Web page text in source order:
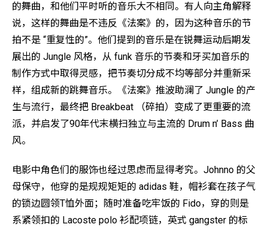
的舞曲，和他们平时听的音乐大不相同。有人向主角解释
说，这样的舞曲是不违反《法案》的，因为这种音乐的节
拍不是 “重复性的”。他们提到的音乐是在锐舞运动后期发
展出的 Jungle 风格，从 funk 音乐的节奏和牙买加音乐的
制作方式中取得灵感，把节奏切分成不均等部分并重新采
样，组成新的跳舞音乐。《法案》推波助澜了 Jungle 的产
生与流行，最终把 Breakbeat （碎拍）变成了更重要的流
派，并启发了90年代末横扫独立与主流的 Drum n’ Bass 曲
风。
电影中角色们的服饰也经过思虑而显得考究。Johnno 的父
母保守，他穿的是规规矩矩的 adidas 鞋，帽衫套在孩子气
的锁边圆领T恤外面；随时准备吃牢饭的 Fido，穿的则是
系紧领扣的 Lacoste polo 衫配项链，英式 gangster 的标